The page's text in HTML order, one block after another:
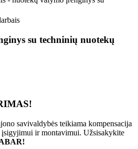
su techninių nuotekų
savivaldybės teikiama kompensacija
ir montavimui. Užsisakykite